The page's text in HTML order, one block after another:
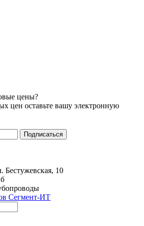
цены?
цен оставьте вашу электронную
Бестужевская, 10